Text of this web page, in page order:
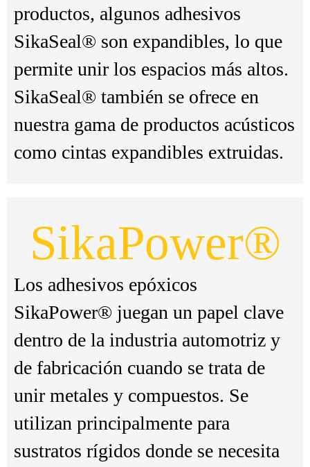
productos, algunos adhesivos
SikaSeal® son expandibles, lo que
permite unir los espacios más altos.
SikaSeal® también se ofrece en
nuestra gama de productos acústicos
como cintas expandibles extruidas.
SikaPower®
Los adhesivos epóxicos
SikaPower® juegan un papel clave
dentro de la industria automotriz y
de fabricación cuando se trata de
unir metales y compuestos. Se
utilizan principalmente para
sustratos rígidos donde se necesita